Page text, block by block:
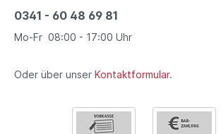
0341 - 60 48 69 81
Mo-Fr 08:00 - 17:00 Uhr
Oder über unser Kontaktformular.